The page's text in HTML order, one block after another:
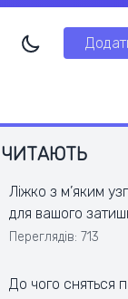
Ліжко з м’яким
для вашого
Переглядів: 713
До чого сняться